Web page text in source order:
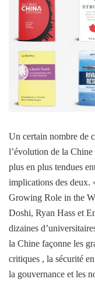
Un certain nombre de
l’évolution de la Chine
plus en plus tendues
implications des deux.
Growing Role in the
Doshi, Ryan Hass et
dizaines
la Chine façonne les
critiques , la sécurité
la gouvernance et les